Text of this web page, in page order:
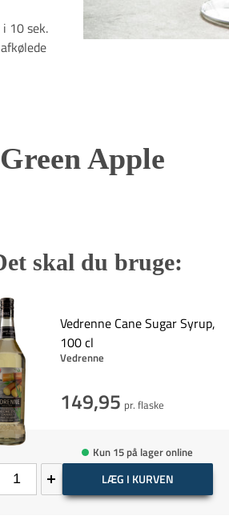
10 sek.
Green Apple
skal du bruge:
Vedrenne Cane Sugar Syrup,
100 cl
Vedrenne
149,95 pr. flaske
Kun 15 på lager online
LÆG I KURVEN